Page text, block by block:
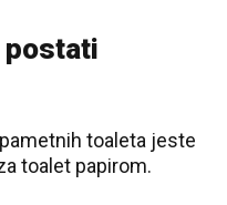
postati
toaleta jeste
toalet papirom.